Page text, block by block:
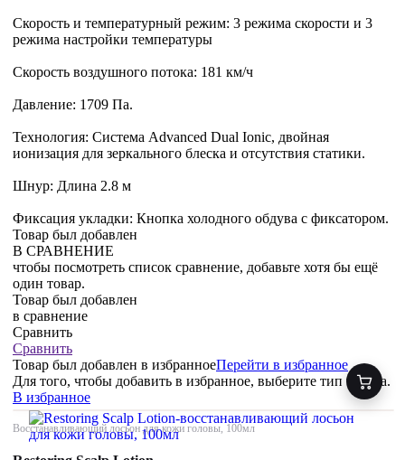
Скорость и температурный режим: 3 режима скорости и 3
режима настройки температуры
Скорость воздушного потока: 181 км/ч
Давление: 1709 Па.
Технология: Система Advanced Dual Ionic, двойная
ионизация для зеркального блеска и отсутствия статики.
Шнур: Длина 2.8 м
Фиксация укладки: Кнопка холодного обдува с фиксатором.
Товар был добавлен
В СРАВНЕНИЕ
чтобы посмотреть список сравнение, добавьте хотя бы ещё
один товар.
Товар был добавлен
в сравнение
Сравнить
Сравнить
Товар был добавлен в избранноеПерейти в избранное
Для того, чтобы добавить в избранное, выберите тип товара.
В избранное
Восстанавливающий лосьон для кожи головы, 100мл